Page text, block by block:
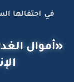
في احتفالها
«أموال